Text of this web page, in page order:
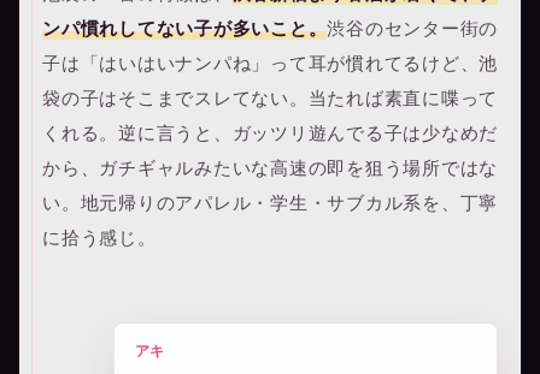
ンパ慣れしてない子が多いこと。渋谷のセンター街の
子は「はいはいナンパね」って耳が慣れてるけど、池
袋の子はそこまでスレてない。当たれば素直に喋って
くれる。逆に言うと、ガッツリ遊んでる子は少なめだ
から、ガチギャルみたいな高速の即を狙う場所ではな
い。地元帰りのアパレル・学生・サブカル系を、丁寧
に拾う感じ。
アキ